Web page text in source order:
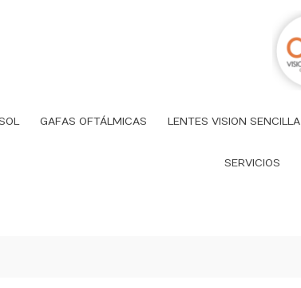
GAFAS OFTÁLMICAS LENTES VISION SENCILLA
SERVICIOS